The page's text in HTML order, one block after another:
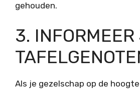
gehouden.
3.
Als je gezelschap op de